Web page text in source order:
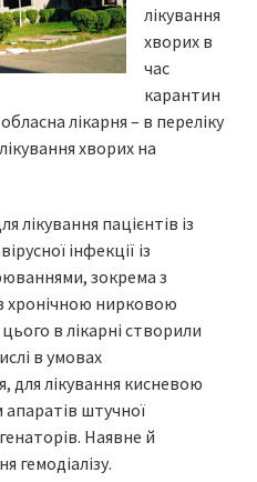
лікування
хворих в
час
карантин
лікарня – в переліку
хворих на
лікування пацієнтів із
інфекції із
зокрема з
хронічною нирковою
в лікарні створили
в умовах
для лікування кисневою
апаратів штучної
Наявне й
гемодіалізу.